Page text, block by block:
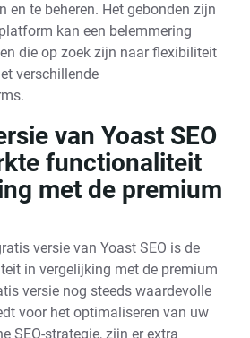
en te beheren. Het gebonden zijn
kan een belemmering
die op zoek zijn naar flexibiliteit
verschillende
van Yoast SEO
functionaliteit
met de premium
versie van Yoast SEO is de
in vergelijking met de premium
versie nog steeds waardevolle
voor het optimaliseren van uw
SEO-strategie, zijn er extra